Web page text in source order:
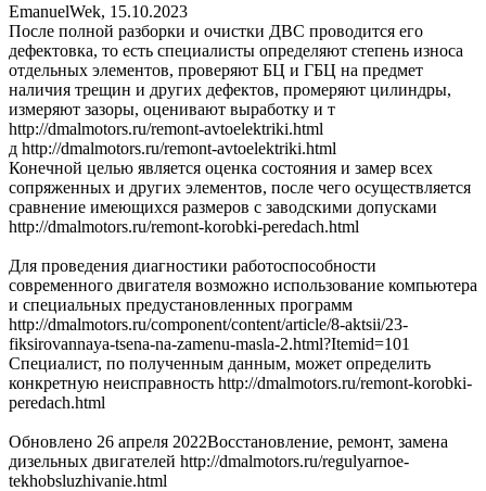
EmanuelWek, 15.10.2023
После полной разборки и очистки ДВС проводится его
дефектовка, то есть специалисты определяют степень износа
отдельных элементов, проверяют БЦ и ГБЦ на предмет
наличия трещин и других дефектов, промеряют цилиндры,
измеряют зазоры, оценивают выработку и т
http://dmalmotors.ru/remont-avtoelektriki.html
д http://dmalmotors.ru/remont-avtoelektriki.html
Конечной целью является оценка состояния и замер всех
сопряженных и других элементов, после чего осуществляется
сравнение имеющихся размеров с заводскими допусками
http://dmalmotors.ru/remont-korobki-peredach.html
Для проведения диагностики работоспособности
современного двигателя возможно использование компьютера
и специальных предустановленных программ
http://dmalmotors.ru/component/content/article/8-aktsii/23-
fiksirovannaya-tsena-na-zamenu-masla-2.html?Itemid=101
Специалист, по полученным данным, может определить
конкретную неисправность http://dmalmotors.ru/remont-korobki-
peredach.html
Обновлено 26 апреля 2022Восстановление, ремонт, замена
дизельных двигателей http://dmalmotors.ru/regulyarnoe-
tekhobsluzhivanie.html